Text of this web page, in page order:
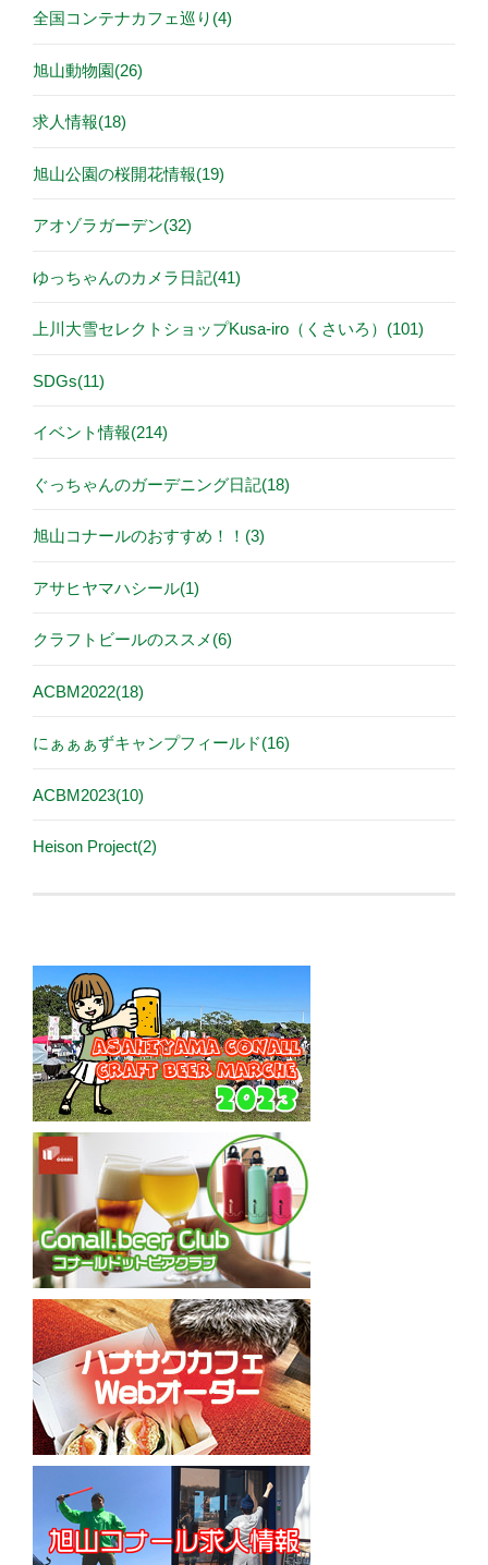
全国コンテナカフェ巡り(4)
旭山動物園(26)
求人情報(18)
旭山公園の桜開花情報(19)
アオゾラガーデン(32)
ゆっちゃんのカメラ日記(41)
上川大雪セレクトショップKusa-iro（くさいろ）(101)
SDGs(11)
イベント情報(214)
ぐっちゃんのガーデニング日記(18)
旭山コナールのおすすめ！！(3)
アサヒヤマハシール(1)
クラフトビールのススメ(6)
ACBM2022(18)
にぁぁぁずキャンプフィールド(16)
ACBM2023(10)
Heison Project(2)